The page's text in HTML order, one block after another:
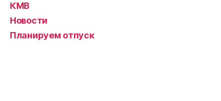
КМВ
Новости
Планируем отпуск